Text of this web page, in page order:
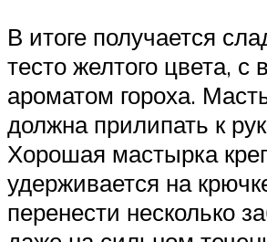
В итоге получается
тесто желтого цвета,
ароматом гороха.
должна прилипать к
Хорошая мастырка
удерживается на
перенести несколько